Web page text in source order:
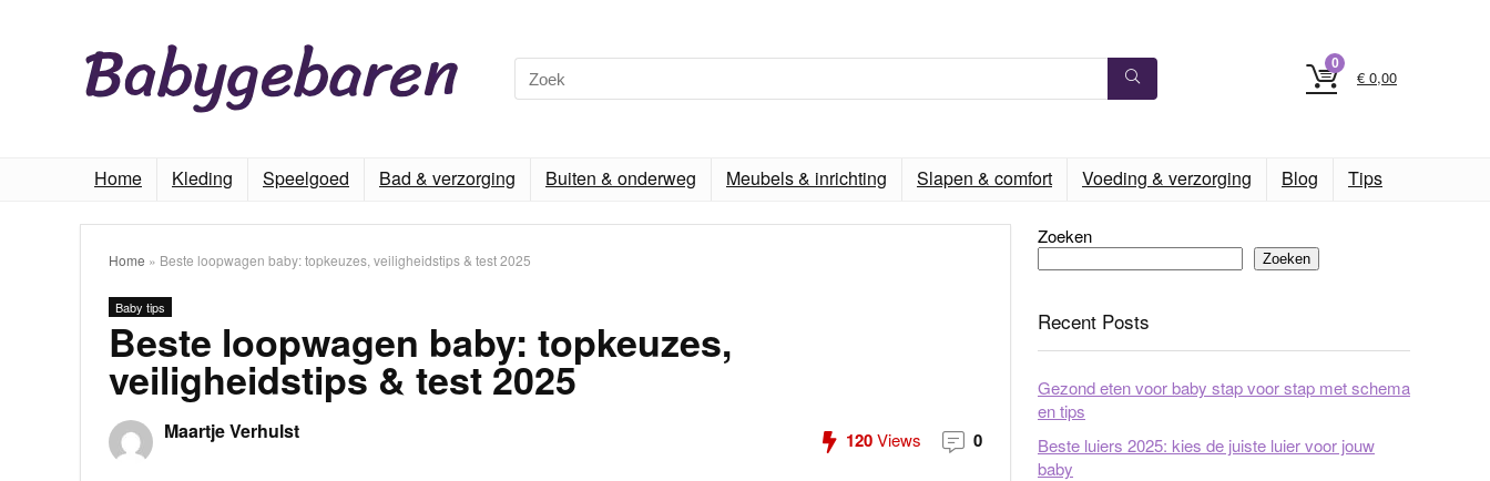
0
€ 0,00
Home Kleding Speelgoed Bad & verzorging Buiten & onderweg Meubels & inrichting Slapen & comfort Voeding & verzorging Blog Tips
Home » Beste loopwagen baby: topkeuzes, veiligheidstips & test 2025
Baby tips
Beste loopwagen baby: topkeuzes,
veiligheidstips & test 2025
Maartje Verhulst 120Views 0
Zoeken
Zoeken
Recent Posts
Gezond eten voor baby stap voor stap met schema
en tips
Beste luiers 2025: kies de juiste luier voor jouw
baby